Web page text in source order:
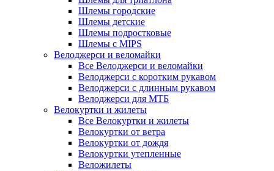
Шлемы городские
Шлемы детские
Шлемы подростковые
Шлемы с MIPS
Велоджерси и веломайки
Все Велоджерси и веломайки
Велоджерси с коротким рукавом
Велоджерси с длинным рукавом
Велоджерси для МТБ
Велокуртки и жилеты
Все Велокуртки и жилеты
Велокуртки от ветра
Велокуртки от дождя
Велокуртки утепленные
Веложилеты